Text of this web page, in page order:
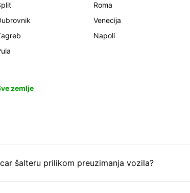
Roma
Venecija
Napoli
zemlje
šalteru prilikom preuzimanja vozila?